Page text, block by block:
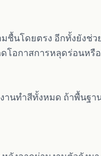
มชื้นโดยตรง อีกทั้งยังช่
ดโอกาสการหลุดร่อนหรื
านทำสีทั้งหมด ถ้าพื้นฐ